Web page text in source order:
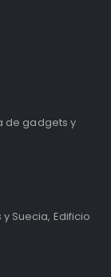
de gadgets y
Suecia, Edificio